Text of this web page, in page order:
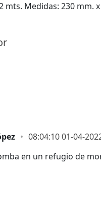
Medidas: 230 mm.
08:04:10 01-04-
en un refugio de